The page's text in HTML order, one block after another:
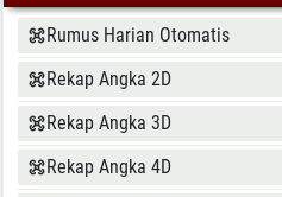
Rumus Harian Otomatis
Rekap Angka 2D
Rekap Angka 3D
Rekap Angka 4D